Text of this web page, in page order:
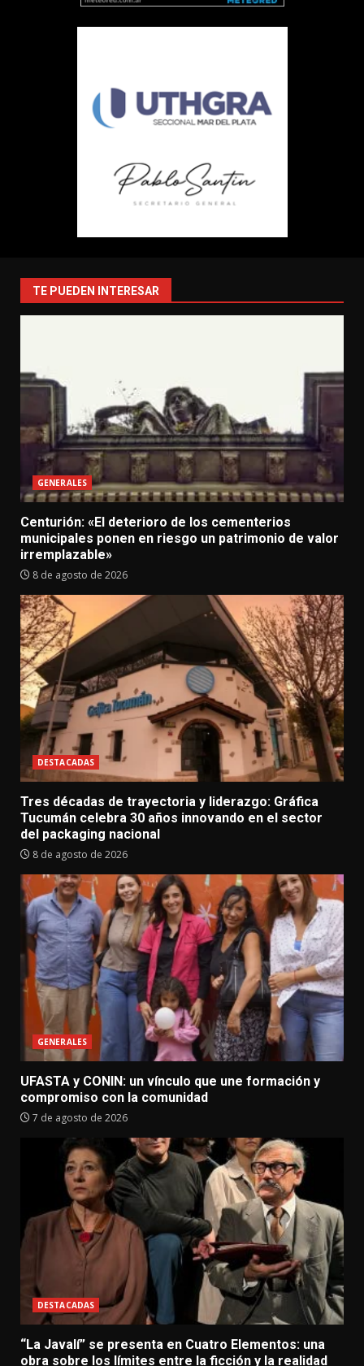
TE PUEDEN INTERESAR
GENERALES
Centurión: «El deterioro de los cementerios
municipales ponen en riesgo un patrimonio de valor
irremplazable»
8 de agosto de 2026
DESTACADAS
Tres décadas de trayectoria y liderazgo: Gráfica
Tucumán celebra 30 años innovando en el sector
del packaging nacional
8 de agosto de 2026
GENERALES
UFASTA y CONIN: un vínculo que une formación y
compromiso con la comunidad
7 de agosto de 2026
DESTACADAS
“La Javalí” se presenta en Cuatro Elementos: una
obra sobre los límites entre la ficción y la realidad